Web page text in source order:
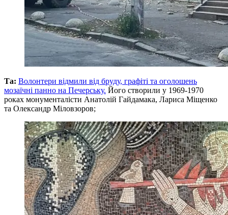
Та: Волонтери відмили від бруду, графіті та оголошень
мозаїчні панно на Печерську. Його створили у 1969-1970
роках монументалісти Анатолій Гайдамака, Лариса Міщенко
та Олександр Міловзоров;